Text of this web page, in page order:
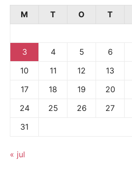
M
T O T
3
4 5 6
10
11 12 13
17
18 19 20
24
25 26 27
31
« jul